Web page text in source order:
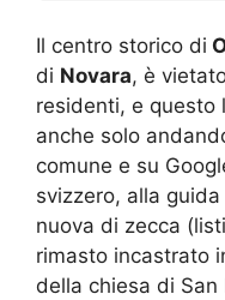
Il centro storico di
di Novara, è
residenti, e questo
anche solo
comune e su
svizzero, alla
nuova di zecca
rimasto incastrato
della chiesa di San